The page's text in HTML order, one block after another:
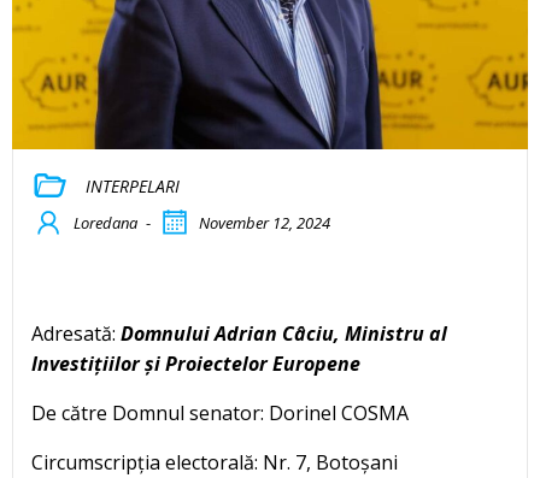
INTERPELARI
Loredana - November 12, 2024
Adresată: Domnului Adrian Câciu, Ministru al
Investițiilor și Proiectelor Europene
De către Domnul senator: Dorinel COSMA
Circumscripția electorală: Nr. 7, Botoșani